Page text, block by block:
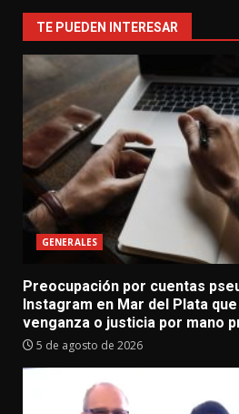
TE PUEDEN INTERESAR
GENERALES
Preocupación por cuentas
Instagram en Mar del Plata
venganza o justicia por mano
5 de agosto de 2026